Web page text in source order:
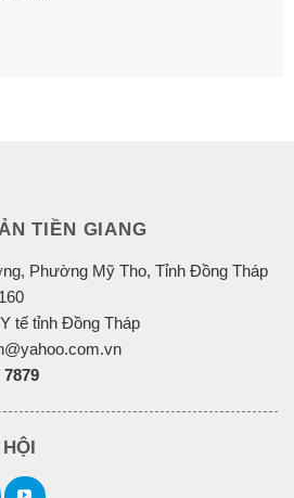
TIỀN GIANG
Phường Mỹ Tho, Tỉnh Đồng Tháp
tế tỉnh Đồng Tháp
7879